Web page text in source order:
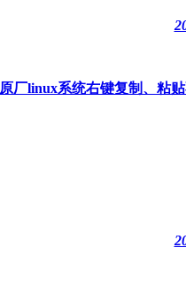
原厂linux系统右键复制、粘